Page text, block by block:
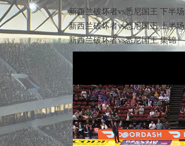
新西兰破坏者vs悉尼国王 下半
新西兰破坏者vs悉尼国王 上半
新西兰破坏者vs悉尼国王 集锦